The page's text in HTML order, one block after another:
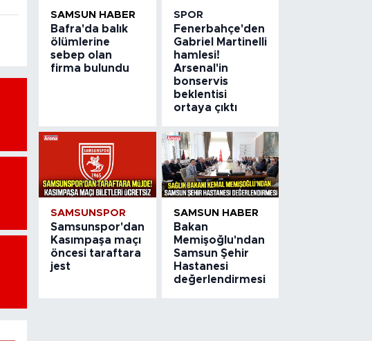
SAMSUN HABER
Bafra'da balık
ölümlerine
sebep olan
firma bulundu
SPOR
Fenerbahçe'den
Gabriel Martinelli
hamlesi!
Arsenal'in
bonservis
beklentisi
ortaya çıktı
SAMSUNSPOR
Samsunspor'dan
Kasımpaşa maçı
öncesi taraftara
jest
SAMSUN HABER
Bakan
Memişoğlu'ndan
Samsun Şehir
Hastanesi
değerlendirmesi